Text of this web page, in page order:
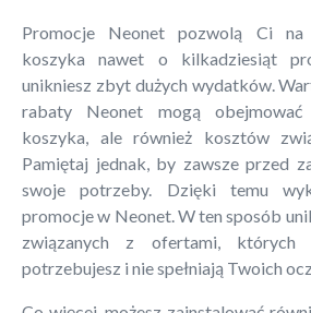
Promocje Neonet pozwolą Ci na
koszyka nawet o kilkadziesiąt
unikniesz zbyt dużych wydatków.
rabaty Neonet mogą
koszyka, ale również kosztów
Pamiętaj jednak, by zawsze przed
swoje potrzeby. Dzięki temu
promocje w Neonet. W ten sposób
związanych z ofertami,
potrzebujesz i nie spełniają Twoich